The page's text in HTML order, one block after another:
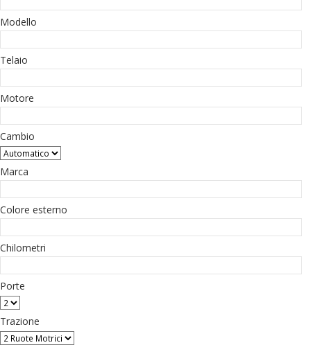
Modello
Telaio
Motore
Cambio
Marca
Colore esterno
Chilometri
Porte
Trazione